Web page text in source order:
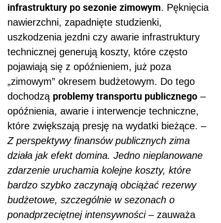
infrastruktury po sezonie zimowym. Pęknięcia
nawierzchni, zapadnięte studzienki,
uszkodzenia jezdni czy awarie infrastruktury
technicznej generują koszty, które często
pojawiają się z opóźnieniem, już poza
„zimowym” okresem budżetowym. Do tego
dochodzą problemy transportu publicznego –
opóźnienia, awarie i interwencje techniczne,
które zwiększają presję na wydatki bieżące. –
Z perspektywy finansów publicznych zima
działa jak efekt domina. Jedno nieplanowane
zdarzenie uruchamia kolejne koszty, które
bardzo szybko zaczynają obciążać rezerwy
budżetowe, szczególnie w sezonach o
ponadprzeciętnej intensywności – zauważa